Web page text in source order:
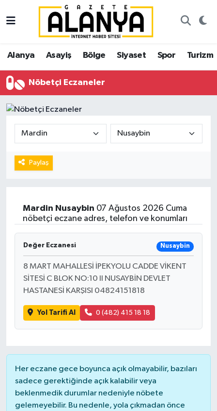
Alanya Asayiş Bölge Siyaset Spor Turizm
Nöbetçi Eczaneler
Paylaş
Mardin Nusaybin 07 Ağustos 2026 Cuma
nöbetçi eczane adres, telefon ve konumları
Değer Eczanesi Nusaybin
8 MART MAHALLESİ İPEKYOLU CADDE VİKENT
SİTESİ C BLOK NO:10 II NUSAYBİN DEVLET
HASTANESİ KARŞISI 04824151818
Yol Tarifi Al 0 (482) 415 18 18
Her eczane gece boyunca açık olmayabilir, bazıları
sadece gerektiğinde açık kalabilir veya
beklenmedik durumlar nedeniyle nöbete
gelemeyebilir. Bu nedenle, yola çıkmadan önce
Alanya
Asayiş
Bölge
Siyaset
Spor
Turizm
Gazipaşa
İstanbul Nöbetçi Eczaneler
İstanbul Hava Durumu
İstanbul Trafik Yoğunluk Haritası
Süper Lig Puan Durumu ve Fikstür
Tüm Manşetler
Son Dakika Haberleri